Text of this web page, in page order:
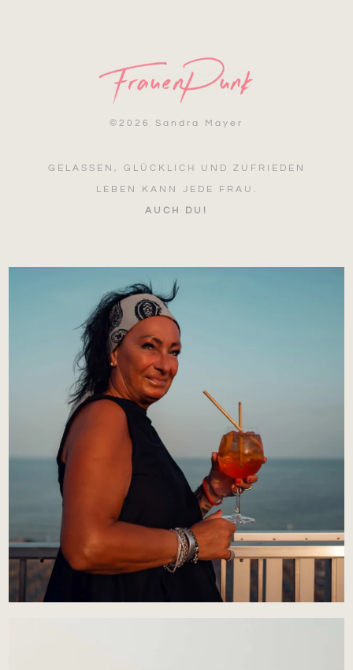
© 2026 Sandra Mayer
GELASSEN, GLÜCKLICH UND ZUFRIEDEN
LEBEN KANN JEDE FRAU.
AUCH DU!